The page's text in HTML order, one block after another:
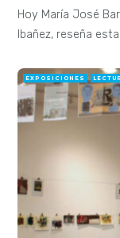
Hoy María José
Ibañez, reseña esta
EXPOSICIONES